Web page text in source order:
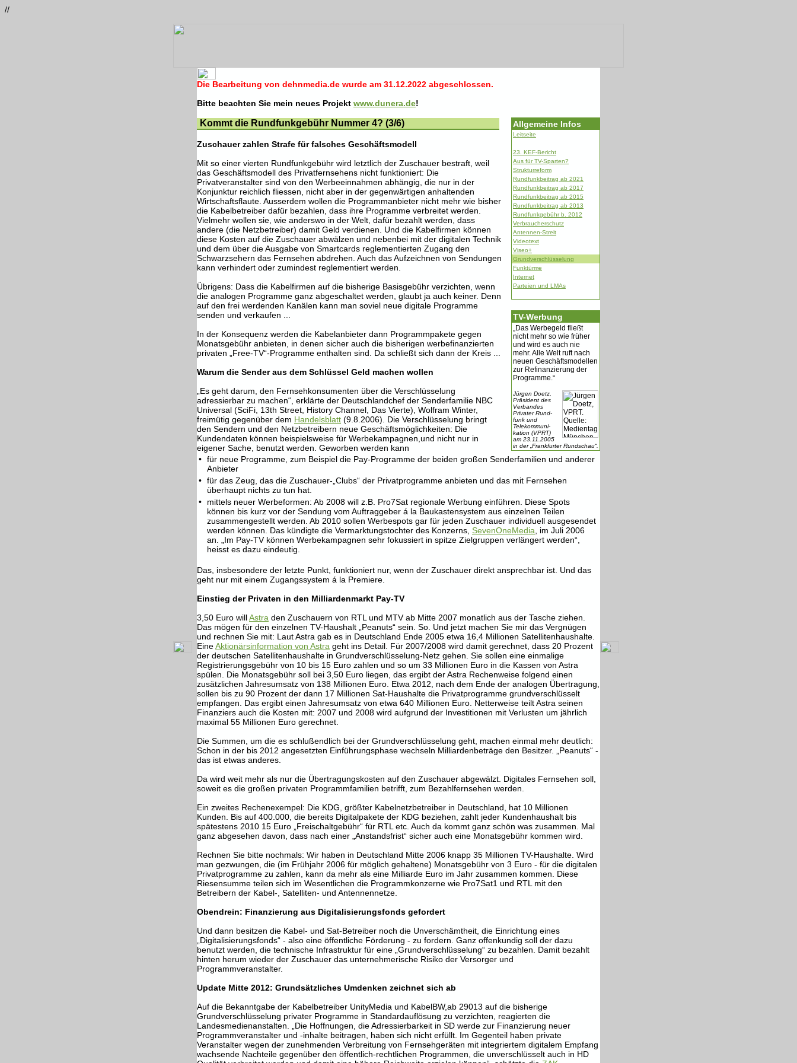
//
Die Bearbeitung von dehnmedia.de wurde am 31.12.2022 abgeschlossen.
Bitte beachten Sie mein neues Projekt www.dunera.de!
Allgemeine Infos
Leitseite
23. KEF-Bericht
Aus für TV-Sparten?
Strukturreform
Rundfunkbeitrag ab 2021
Rundfunkbeitrag ab 2017
Rundfunkbeitrag ab 2015
Rundfunkbeitrag ab 2013
Rundfunkgebühr b. 2012
Verbraucherschutz
Antennen-Streit
Videotext
Viseo+
Grundverschlüsselung
Funktürme
Internet
Parteien und LMAs
Kommt die Rundfunkgebühr Nummer 4? (3/6)
Zuschauer zahlen Strafe für falsches Geschäftsmodell
Mit so einer vierten Rundfunkgebühr wird letztlich der Zuschauer bestraft, weil
das Geschäftsmodell des Privatfernsehens nicht funktioniert: Die
Privatveranstalter sind von den Werbeeinnahmen abhängig, die nur in der
Konjunktur reichlich fliessen, nicht aber in der gegenwärtigen anhaltenden
Wirtschaftsflaute. Ausserdem wollen die Programmanbieter nicht mehr wie bisher
die Kabelbetreiber dafür bezahlen, dass ihre Programme verbreitet werden.
Vielmehr wollen sie, wie anderswo in der Welt, dafür bezahlt werden, dass
andere (die Netzbetreiber) damit Geld verdienen. Und die Kabelfirmen können
diese Kosten auf die Zuschauer abwälzen und nebenbei mit der digitalen Technik
und dem über die Ausgabe von Smartcards reglementierten Zugang den
Schwarzsehern das Fernsehen abdrehen. Auch das Aufzeichnen von Sendungen
kann verhindert oder zumindest reglementiert werden.
Übrigens: Dass die Kabelfirmen auf die bisherige Basisgebühr verzichten, wenn
die analogen Programme ganz abgeschaltet werden, glaubt ja auch keiner. Denn
auf den frei werdenden Kanälen kann man soviel neue digitale Programme
senden und verkaufen ...
TV-Werbung
„Das Werbegeld fließt
nicht mehr so wie früher
und wird es auch nie
mehr. Alle Welt ruft nach
neuen Geschäftsmodellen
zur Refinanzierung der
Programme.“
Jürgen Doetz,
Präsident des
Verbandes
Privater Rund-
funk und
Telekommuni-
kation (VPRT)
am 23.11.2005
in der „Frankfurter Rundschau“.
In der Konsequenz werden die Kabelanbieter dann Programmpakete gegen
Monatsgebühr anbieten, in denen sicher auch die bisherigen werbefinanzierten
privaten „Free-TV“-Programme enthalten sind. Da schließt sich dann der Kreis ...
Warum die Sender aus dem Schlüssel Geld machen wollen
„Es geht darum, den Fernsehkonsumenten über die Verschlüsselung
adressierbar zu machen“, erklärte der Deutschlandchef der Senderfamilie NBC
Universal (SciFi, 13th Street, History Channel, Das Vierte), Wolfram Winter,
freimütig gegenüber dem Handelsblatt (9.8.2006). Die Verschlüsselung bringt
den Sendern und den Netzbetreibern neue Geschäftsmöglichkeiten: Die
Kundendaten können beispielsweise für Werbekampagnen,und nicht nur in
eigener Sache, benutzt werden. Geworben werden kann
• für neue Programme, zum Beispiel die Pay-Programme der beiden großen Senderfamilien und anderer
Anbieter
• für das Zeug, das die Zuschauer-„Clubs“ der Privatprogramme anbieten und das mit Fernsehen
überhaupt nichts zu tun hat.
•
mittels neuer Werbeformen: Ab 2008 will z.B. Pro7Sat regionale Werbung einführen. Diese Spots
können bis kurz vor der Sendung vom Auftraggeber á la Baukastensystem aus einzelnen Teilen
zusammengestellt werden. Ab 2010 sollen Werbespots gar für jeden Zuschauer individuell ausgesendet
werden können. Das kündigte die Vermarktungstochter des Konzerns, SevenOneMedia , im Juli 2006
an. „Im Pay-TV können Werbekampagnen sehr fokussiert in spitze Zielgruppen verlängert werden“,
heisst es dazu eindeutig.
Das, insbesondere der letzte Punkt, funktioniert nur, wenn der Zuschauer direkt ansprechbar ist. Und das
geht nur mit einem Zugangssystem á la Premiere.
Einstieg der Privaten in den Milliardenmarkt Pay-TV
3,50 Euro willAstra den Zuschauern von RTL und MTV ab Mitte 2007 monatlich aus der Tasche ziehen.
Das mögen für den einzelnen TV-Haushalt „Peanuts“ sein. So. Und jetzt machen Sie mir das Vergnügen
und rechnen Sie mit: Laut Astra gab es in Deutschland Ende 2005 etwa 16,4 Millionen Satellitenhaushalte.
EineAktionärsinformation von Astra geht ins Detail. Für 2007/2008 wird damit gerechnet, dass 20 Prozent
der deutschen Satellitenhaushalte in Grundverschlüsselung-Netz gehen. Sie sollen eine einmalige
Registrierungsgebühr von 10 bis 15 Euro zahlen und so um 33 Millionen Euro in die Kassen von Astra
spülen. Die Monatsgebühr soll bei 3,50 Euro liegen, das ergibt der Astra Rechenweise folgend einen
zusätzlichen Jahresumsatz von 138 Millionen Euro. Etwa 2012, nach dem Ende der analogen Übertragung,
sollen bis zu 90 Prozent der dann 17 Millionen Sat-Haushalte die Privatprogramme grundverschlüsselt
empfangen. Das ergibt einen Jahresumsatz von etwa 640 Millionen Euro. Netterweise teilt Astra seinen
Finanziers auch die Kosten mit: 2007 und 2008 wird aufgrund der Investitionen mit Verlusten um jährlich
maximal 55 Millionen Euro gerechnet.
Die Summen, um die es schlußendlich bei der Grundverschlüsselung geht, machen einmal mehr deutlich:
Schon in der bis 2012 angesetzten Einführungsphase wechseln Milliardenbeträge den Besitzer. „Peanuts“ -
das ist etwas anderes.
Da wird weit mehr als nur die Übertragungskosten auf den Zuschauer abgewälzt. Digitales Fernsehen soll,
soweit es die großen privaten Programmfamilien betrifft, zum Bezahlfernsehen werden.
Ein zweites Rechenexempel: Die KDG, größter Kabelnetzbetreiber in Deutschland, hat 10 Millionen
Kunden. Bis auf 400.000, die bereits Digitalpakete der KDG beziehen, zahlt jeder Kundenhaushalt bis
spätestens 2010 15 Euro „Freischaltgebühr“ für RTL etc. Auch da kommt ganz schön was zusammen. Mal
ganz abgesehen davon, dass nach einer „Anstandsfrist“ sicher auch eine Monatsgebühr kommen wird.
Rechnen Sie bitte nochmals: Wir haben in Deutschland Mitte 2006 knapp 35 Millionen TV-Haushalte. Wird
man gezwungen, die (im Frühjahr 2006 für möglich gehaltene) Monatsgebühr von 3 Euro - für die digitalen
Privatprogramme zu zahlen, kann da mehr als eine Milliarde Euro im Jahr zusammen kommen. Diese
Riesensumme teilen sich im Wesentlichen die Programmkonzerne wie Pro7Sat1 und RTL mit den
Betreibern der Kabel-, Satelliten- und Antennennetze.
Obendrein: Finanzierung aus Digitalisierungsfonds gefordert
Und dann besitzen die Kabel- und Sat-Betreiber noch die Unverschämtheit, die Einrichtung eines
„Digitalisierungsfonds“ - also eine öffentliche Förderung - zu fordern. Ganz offenkundig soll der dazu
benutzt werden, die technische Infrastruktur für eine „Grundverschlüsselung“ zu bezahlen. Damit bezahlt
hinten herum wieder der Zuschauer das unternehmerische Risiko der Versorger und
Programmveranstalter.
Update Mitte 2012: Grundsätzliches Umdenken zeichnet sich ab
Auf die Bekanntgabe der Kabelbetreiber UnityMedia und KabelBW,ab 29013 auf die bisherige
Grundverschlüsselung privater Programme in Standardauflösung zu verzichten, reagierten die
Landesmedienanstalten. „Die Hoffnungen, die Adressierbarkeit in SD werde zur Finanzierung neuer
Programmveranstalter und -inhalte beitragen, haben sich nicht erfüllt. Im Gegenteil haben private
Veranstalter wegen der zunehmenden Verbreitung von Fernsehgeräten mit integriertem digitalem Empfang
wachsende Nachteile gegenüber den öffentlich-rechtlichen Programmen, die unverschlüsselt auch in HD